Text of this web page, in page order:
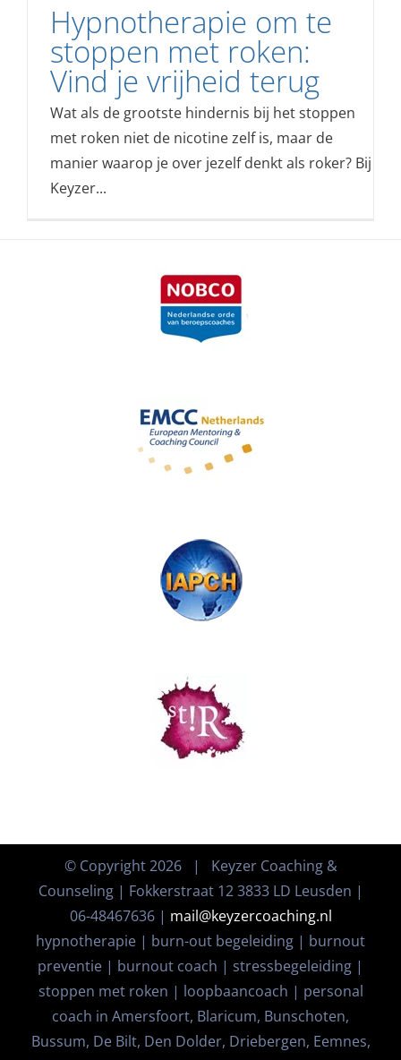
Hypnotherapie om te
stoppen met roken:
Vind je vrijheid terug
Wat als de grootste hindernis bij het stoppen
met roken niet de nicotine zelf is, maar de
manier waarop je over jezelf denkt als roker? Bij
Keyzer...
© Copyright2026 | Keyzer Coaching &
Counseling | Fokkerstraat 12 3833 LD Leusden |
06-48467636 | mail@keyzercoaching.nl
hypnotherapie | burn-out begeleiding | burnout
preventie | burnout coach | stressbegeleiding |
stoppen met roken | loopbaancoach | personal
coach in Amersfoort, Blaricum, Bunschoten,
Bussum, De Bilt, Den Dolder, Driebergen, Eemnes,